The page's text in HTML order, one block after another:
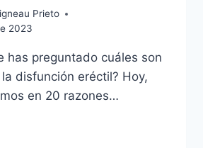
Prieto
2023
has preguntado cuáles son
disfunción eréctil? Hoy,
en 20 razones…